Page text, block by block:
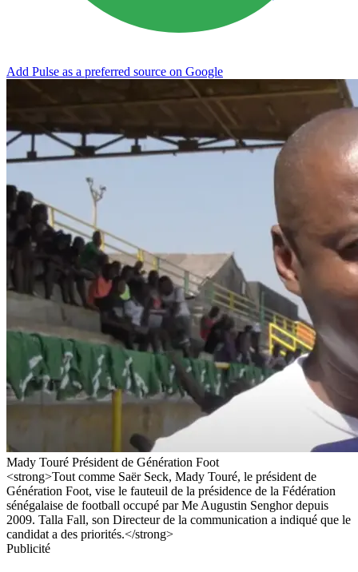
Add Pulse as a preferred source on Google
Mady Touré Président de Génération Foot
<strong>Tout comme Saër Seck, Mady Touré, le président de
Génération Foot, vise le fauteuil de la présidence de la Fédération
sénégalaise de football occupé par Me Augustin Senghor depuis
2009. Talla Fall, son Directeur de la communication a indiqué que le
candidat a des priorités.</strong>
Publicité